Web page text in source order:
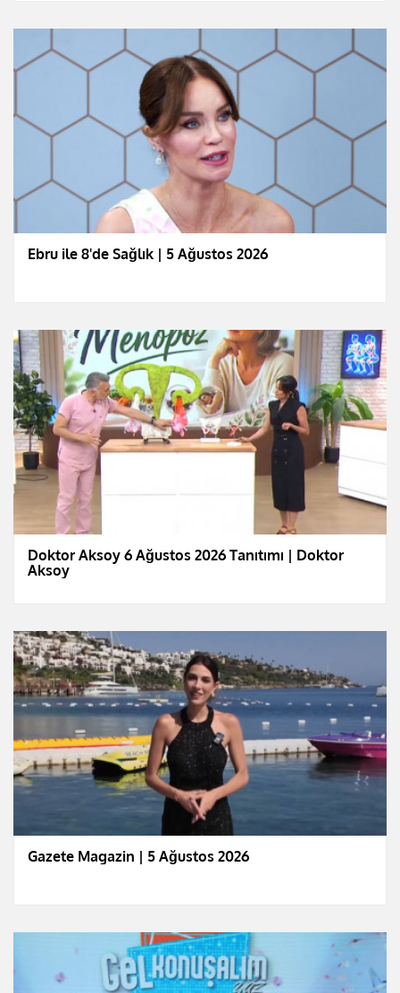
Ebru ile 8'de Sağlık | 5 Ağustos 2026
Doktor Aksoy 6 Ağustos 2026 Tanıtımı | Doktor
Aksoy
Gazete Magazin | 5 Ağustos 2026